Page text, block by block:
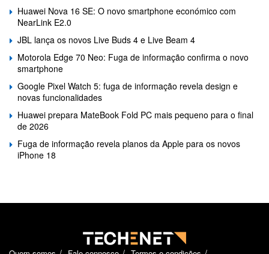
Huawei Nova 16 SE: O novo smartphone económico com
NearLink E2.0
JBL lança os novos Live Buds 4 e Live Beam 4
Motorola Edge 70 Neo: Fuga de informação confirma o novo
smartphone
Google Pixel Watch 5: fuga de informação revela design e
novas funcionalidades
Huawei prepara MateBook Fold PC mais pequeno para o final
de 2026
Fuga de informação revela planos da Apple para os novos
iPhone 18